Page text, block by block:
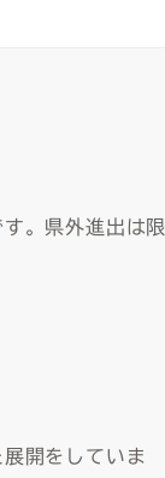
す。県外進出は限
開をしていま